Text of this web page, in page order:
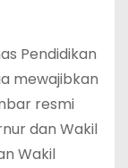
Pendidikan
mewajibkan
resmi
dan Wakil
Wakil